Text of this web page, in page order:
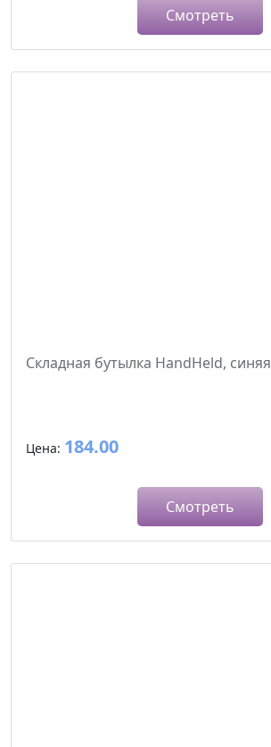
Смотреть
Складная бутылка HandHeld, синяя
Цена: 184.00
Смотреть